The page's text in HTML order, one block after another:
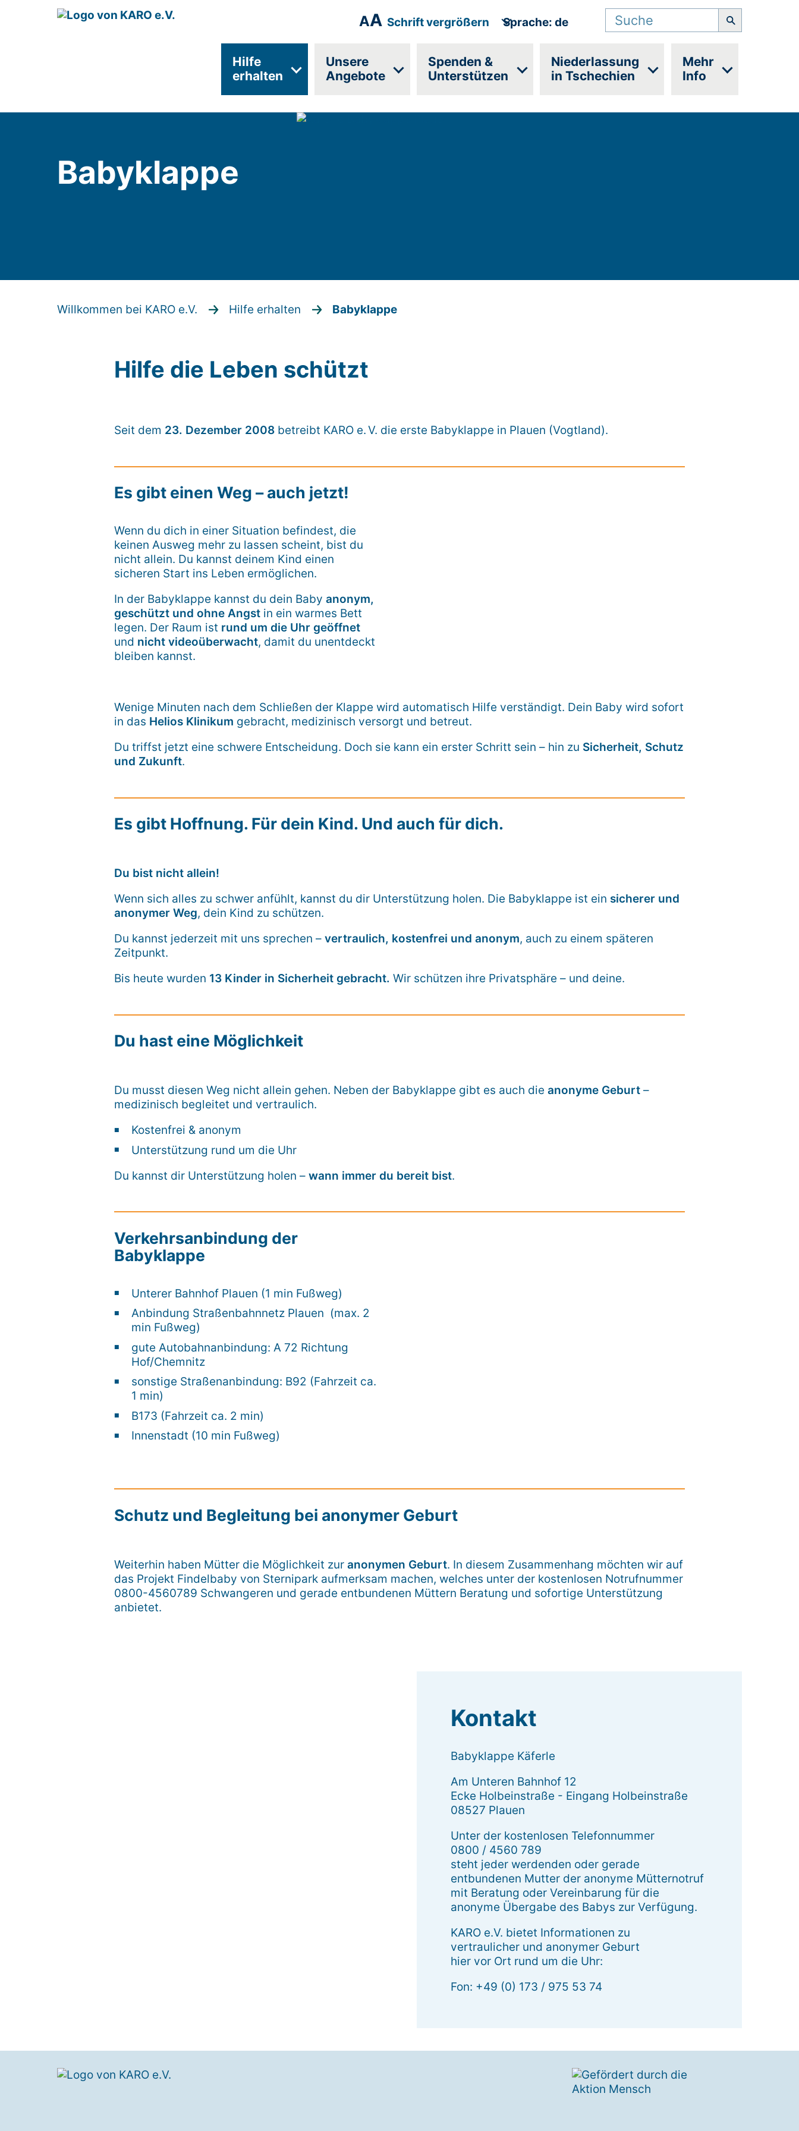
AASchrift vergrößern Sprache: de
Suchbegriff
Hilfe
erhalten
Unsere
Angebote
Spenden &
Unterstützen
Niederlassung
in Tschechien
Mehr
Info
Babyklappe
Willkommen bei KARO e.V. Hilfe erhalten Babyklappe
Hilfe die Leben schützt
Seit dem 23. Dezember 2008 betreibt KARO e. V. die erste Babyklappe in Plauen (Vogtland).
Es gibt einen Weg – auch jetzt!
Wenn du dich in einer Situation befindest, die
keinen Ausweg mehr zu lassen scheint, bist du
nicht allein. Du kannst deinem Kind einen
sicheren Start ins Leben ermöglichen.
In der Babyklappe kannst du dein Baby anonym,
geschützt und ohne Angst in ein warmes Bett
legen. Der Raum ist rund um die Uhr geöffnet
und nicht videoüberwacht, damit du unentdeckt
bleiben kannst.
Wenige Minuten nach dem Schließen der Klappe wird automatisch Hilfe verständigt. Dein Baby wird sofort
in das Helios Klinikum gebracht, medizinisch versorgt und betreut.
Du triffst jetzt eine schwere Entscheidung. Doch sie kann ein erster Schritt sein – hin zu Sicherheit, Schutz
und Zukunft.
Es gibt Hoffnung. Für dein Kind. Und auch für dich.
Du bist nicht allein!
Wenn sich alles zu schwer anfühlt, kannst du dir Unterstützung holen. Die Babyklappe ist ein sicherer und
anonymer Weg, dein Kind zu schützen.
Du kannst jederzeit mit uns sprechen – vertraulich, kostenfrei und anonym, auch zu einem späteren
Zeitpunkt.
Bis heute wurden 13 Kinder in Sicherheit gebracht. Wir schützen ihre Privatsphäre – und deine.
Du hast eine Möglichkeit
Du musst diesen Weg nicht allein gehen. Neben der Babyklappe gibt es auch die anonyme Geburt –
medizinisch begleitet und vertraulich.
Kostenfrei & anonym
Unterstützung rund um die Uhr
Du kannst dir Unterstützung holen – wann immer du bereit bist.
Verkehrsanbindung der
Babyklappe
Unterer Bahnhof Plauen (1 min Fußweg)
Anbindung Straßenbahnnetz Plauen (max. 2
min Fußweg)
gute Autobahnanbindung: A 72 Richtung
Hof/Chemnitz
sonstige Straßenanbindung: B92 (Fahrzeit ca.
1 min)
B173 (Fahrzeit ca. 2 min)
Innenstadt (10 min Fußweg)
Schutz und Begleitung bei anonymer Geburt
Weiterhin haben Mütter die Möglichkeit zur anonymen Geburt. In diesem Zusammenhang möchten wir auf
das Projekt Findelbaby von Sternipark aufmerksam machen, welches unter der kostenlosen Notrufnummer
0800-4560789 Schwangeren und gerade entbundenen Müttern Beratung und sofortige Unterstützung
anbietet.
Kontakt
Babyklappe Käferle
Am Unteren Bahnhof 12
Ecke Holbeinstraße - Eingang Holbeinstraße
08527 Plauen
Unter der kostenlosen Telefonnummer
0800 / 4560 789
steht jeder werdenden oder gerade
entbundenen Mutter der anonyme Mütternotruf
mit Beratung oder Vereinbarung für die
anonyme Übergabe des Babys zur Verfügung.
KARO e.V. bietet Informationen zu
vertraulicher und anonymer Geburt
hier vor Ort rund um die Uhr:
Fon: +49 (0) 173 / 975 53 74